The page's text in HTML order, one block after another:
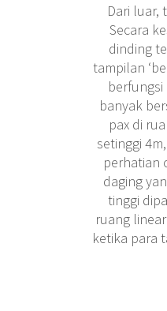
Dari luar,
Secara
dinding
tampilan
banyak
pax di
setinggi
perhatian
daging
tinggi
ruang
ketika para